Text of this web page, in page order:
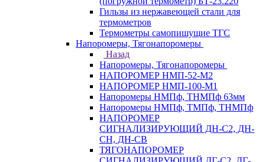
Гильзы из нержавеющей стали для
термометров
Термометры самопишущие ТГС
Напоромеры, Тягонапоромеры
Назад
Напоромеры, Тягонапоромеры
НАПОРОМЕР НМП-52-М2
НАПОРОМЕР НМП-100-М1
Напоромеры НМПф, ТНМПф 63мм
Напоромеры НМПф, ТМПф, ТНМПф
НАПОРОМЕР
СИГНАЛИЗИРУЮЩИЙ ДН-С2, ДН-
СН, ДН-СВ
ТЯГОНАПОРОМЕР